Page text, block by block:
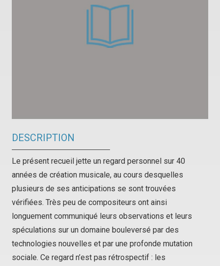
DESCRIPTION
Le présent recueil jette un regard personnel sur 40
années de création musicale, au cours desquelles
plusieurs de ses anticipations se sont trouvées
vérifiées. Très peu de compositeurs ont ainsi
longuement communiqué leurs observations et leurs
spéculations sur un domaine bouleversé par des
technologies nouvelles et par une profonde mutation
sociale. Ce regard n’est pas rétrospectif : les